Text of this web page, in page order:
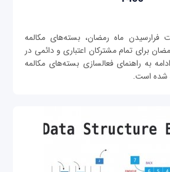
فرارسیدن ماه رمضان، بسته‌های مکالمه
برای تمام مشترکان اعتباری و دائمی‌ در
به راهنمای فعالسازی بسته‌های مکالمه
شده است.